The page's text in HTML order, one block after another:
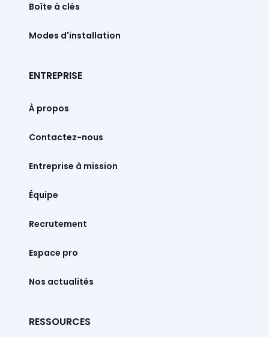
Boîte à clés
Modes d'installation
ENTREPRISE
À propos
Contactez-nous
Entreprise à mission
Équipe
Recrutement
Espace pro
Nos actualités
RESSOURCES